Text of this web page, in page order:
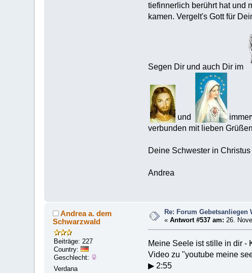
tiefinnerlich berührt hat und
kamen. Vergelt's Gott für
Segen Dir und auch Dir im
und
verbunden mit lieben Grüßen
Deine Schwester in Christus
Andrea
Andrea a. dem
Schwarzwald
Beiträge: 227
Country:
Geschlecht:
Verdana
Re: Forum Gebetsanliegen
«Antwort #537 am: 26.
Meine Seele ist stille in dir -
Video zu "youtube meine
▶ 2:55